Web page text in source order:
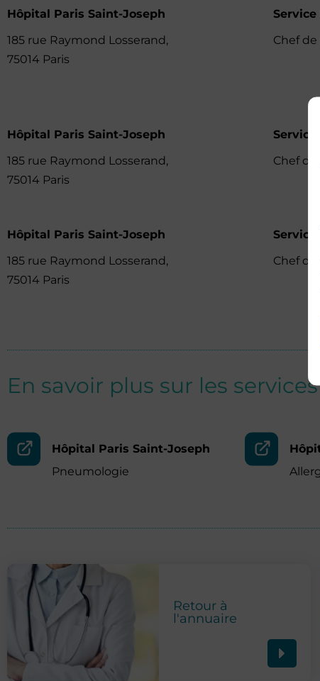
Hôpital Paris Saint-Joseph
185 rue Raymond Losserand,
75014 Paris
Chef de
Hôpital Paris Saint-Joseph
185 rue Raymond Losserand,
75014 Paris
Service
Chef
Hôpital Paris Saint-Joseph
185 rue Raymond Losserand,
75014 Paris
Chef
En savoir plus sur les services
Hôpital Paris Saint-Joseph
Pneumologie
Retour à
l'annuaire